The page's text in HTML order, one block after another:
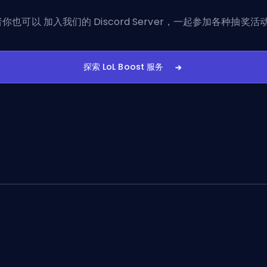
也可以 加入我们的 Discord Server ，一起参加各种抽奖活
探索 LoL Boost 服务